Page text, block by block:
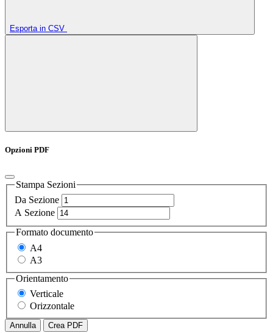
Esporta in CSV
Opzioni PDF
Stampa Sezioni
Da Sezione
A Sezione
Formato documento
A4
A3
Orientamento
Verticale
Orizzontale
Annulla Crea PDF